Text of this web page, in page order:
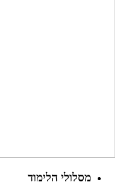
מסלולי הלימוד